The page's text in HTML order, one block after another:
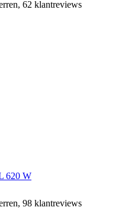
62 klantreviews
620 W
98 klantreviews